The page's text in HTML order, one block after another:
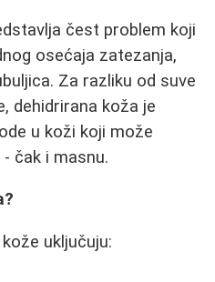
čest problem koji
osećaja zatezanja,
Za razliku od suve
dehidrirana koža je
u koži koji može
čak i masnu.
uključuju: